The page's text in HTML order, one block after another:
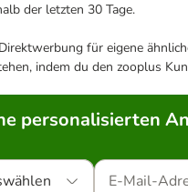
der letzten 30 Tage.
für eigene
indem du den zooplus
personalisierten